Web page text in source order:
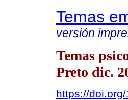
Temas
versión
Temas
Preto dic.
https://